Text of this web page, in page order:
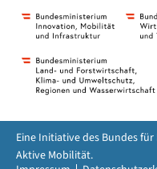
Eine Initiative des Bundes
Aktive Mobilität.